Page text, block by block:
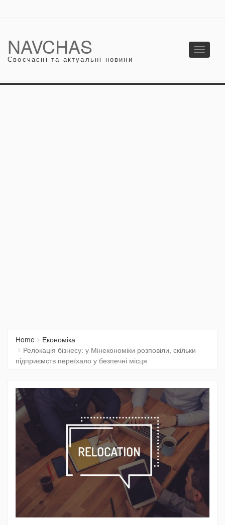
NAVCHAS
Своєчасні та актуальні новини
Toggle
Home
Економіка
Релокація бізнесу: у Мінекономіки розповіли, скільки
підприємств переїхало у безпечні місця